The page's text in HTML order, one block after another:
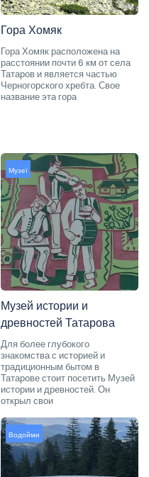
Гора Хомяк
Гора Хомяк расположена на
расстоянии почти 6 км от села
Татаров и является частью
Черногорского хребта. Свое
название эта гора
Музеї
Музей истории и
древностей Татарова
Для более глубокого
знакомства с историей и
традиционным бытом в
Татарове стоит посетить Музей
истории и древностей. Он
открыл свои
Водойми